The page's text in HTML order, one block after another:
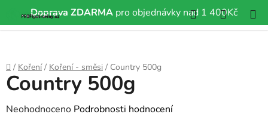
Doprava ZDARMA pro objednávky nad 1 400Kč
Přejít
Hledat
KOŠÍK
Domů
/ Koření / Koření - směsi / Country 500g
Country 500g
Průměrné
Neohodnoceno Podrobnosti hodnocení